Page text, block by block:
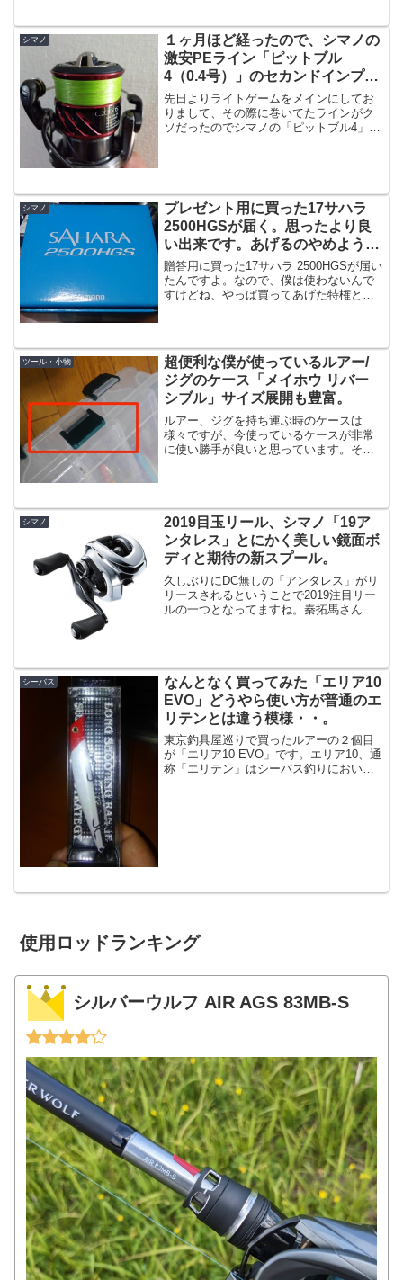
所は私もモアザンのほうが若干飛ぶので
は、と思って...
シマノ
１ヶ月ほど経ったので、シマノの
激安PEライン「ピットブル
4（0.4号）」のセカンドインプ
レ。トラブル回数を発表。
先日よりライトゲームをメインにしてお
りまして、その際に巻いてたラインがク
ソだったのでシマノの「ピットブル4」に
シマノ
プレゼント用に買った17サハラ
2500HGSが届く。思ったより良
い出来です。あげるのやめようか
な・・・。
贈答用に買った17サハラ 2500HGSが届い
たんですよ。なので、僕は使わないんで
すけどね、やっぱ買ってあげた特権とし
んでした。まあ...
ツール・小物
超便利な僕が使っているルアー/
ジグのケース「メイホウ リバー
シブル」サイズ展開も豊富。
ルアー、ジグを持ち運ぶ時のケースは
様々ですが、今使っているケースが非常
に使い勝手が良いと思っています。それ
ア...
シマノ
2019目玉リール、シマノ「19ア
ンタレス」とにかく美しい鏡面ボ
ディと期待の新スプール。
久しぶりにDC無しの「アンタレス」がリ
リースされるということで2019注目リー
ルの一つとなってますね。秦拓馬さんが
を買うことは無い...
シーバス
なんとなく買ってみた「エリア10
EVO」どうやら使い方が普通のエ
リテンとは違う模様・・。
東京釣具屋巡りで買ったルアーの２個目
が「エリア10 EVO」です。エリア10、通
称「エリテン」はシーバス釣りにおいて
使用ロッドランキング
シルバーウルフ AIR AGS 83MB-S